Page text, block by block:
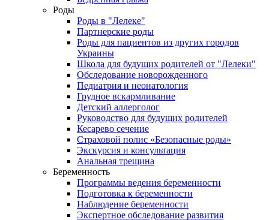
Роды
Роды в "Лелеке"
Партнерские роды
Роды для пациентов из других городов
Украины
Школа для будущих родителей от "Лелеки"
Обследование новорожденного
Педиатрия и неонатология
Грудное вскармливание
Детский аллерголог
Руководство для будущих родителей
Кесарево сечение
Страховой полис «Безопасные роды»
Экскурсия и консультация
Анальная трещина
Беременность
Программы ведения беременности
Подготовка к беременности
Наблюдение беременности
Экспертное обследование развития